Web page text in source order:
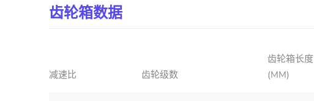
齿轮箱数据
减速比 齿轮级数
齿轮箱长度
(MM)